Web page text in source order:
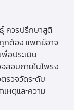
ควรปรึกษาสูติ
กต้อง แพทย์อาจ
อประเมิน
สอบภายในโพรง
รวจวัดระดับ
หตุและความ